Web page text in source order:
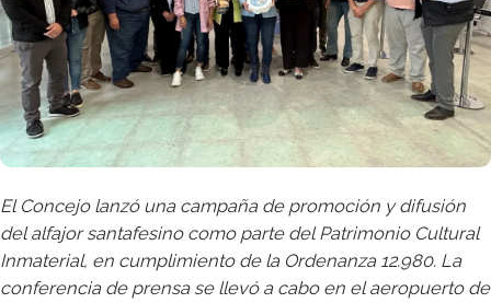
El Concejo lanzó una campaña de promoción y difusión
del alfajor santafesino como parte del Patrimonio Cultural
Inmaterial, en cumplimiento de la Ordenanza 12.980. La
conferencia de prensa se llevó a cabo en el aeropuerto de